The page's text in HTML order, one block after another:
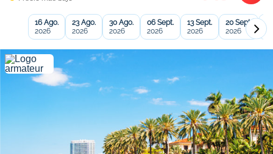
16 Ago.
2026
23 Ago.
2026
30 Ago.
2026
06 Sept.
2026
13 Sept.
2026
20 Sept.
2026